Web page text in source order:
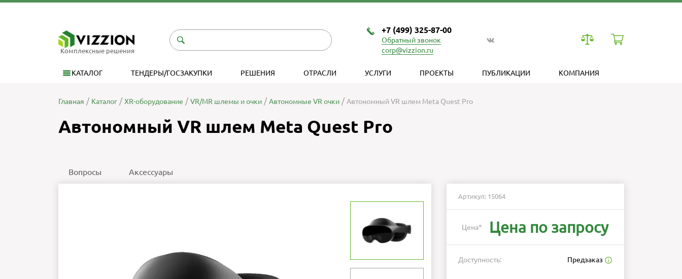
Комплексные решения
+7 (499) 325-87-00
Обратный звонок
corp@vizzion.ru
КАТАЛОГ ТЕНДЕРЫ/ГОСЗАКУПКИ РЕШЕНИЯ ОТРАСЛИ УСЛУГИ ПРОЕКТЫ ПУБЛИКАЦИИ КОМПАНИЯ
Главная Каталог XR-оборудование VR/MR шлемы и очки Автономные VR очки Автономный VR шлем Meta Quest Pro
Автономный VR шлем Meta Quest Pro
Вопросы Аксессуары
Артикул: 15064
Цена* Цена по запросу
Доступность: Предзаказ